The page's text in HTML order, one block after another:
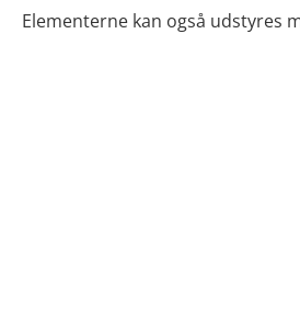
Elementerne kan også udstyres